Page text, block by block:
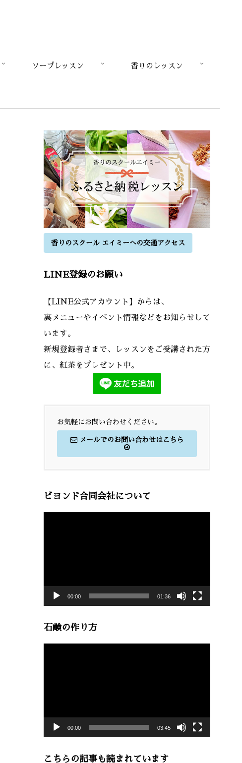
ソープレッスン 香りのレッスン
香りのスクール エイミーへの交通アクセス
LINE登録のお願い
【LINE公式アカウント】からは、
裏メニューやイベント情報などをお知らせして
います。
新規登録者さまで、レッスンをご受講された方
に、紅茶をプレゼント中。
お気軽にお問い合わせください。
メールでのお問い合わせはこちら
ビヨンド合同会社について
00:00 01:36
石鹸の作り方
00:00 03:45
こちらの記事も読まれています